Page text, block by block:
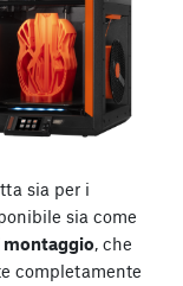
sia per i
sia come
montaggio, che
completamente